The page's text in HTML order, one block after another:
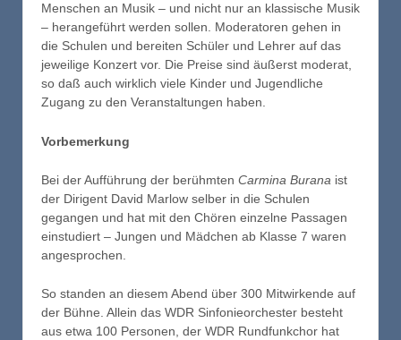
Menschen an Musik – und nicht nur an klassische Musik
– herangeführt werden sollen. Moderatoren gehen in
die Schulen und bereiten Schüler und Lehrer auf das
jeweilige Konzert vor. Die Preise sind äußerst moderat,
so daß auch wirklich viele Kinder und Jugendliche
Zugang zu den Veranstaltungen haben.
Vorbemerkung
Bei der Aufführung der berühmten Carmina Burana ist
der Dirigent David Marlow selber in die Schulen
gegangen und hat mit den Chören einzelne Passagen
einstudiert – Jungen und Mädchen ab Klasse 7 waren
angesprochen.
So standen an diesem Abend über 300 Mitwirkende auf
der Bühne. Allein das WDR Sinfonieorchester besteht
aus etwa 100 Personen, der WDR Rundfunkchor hat